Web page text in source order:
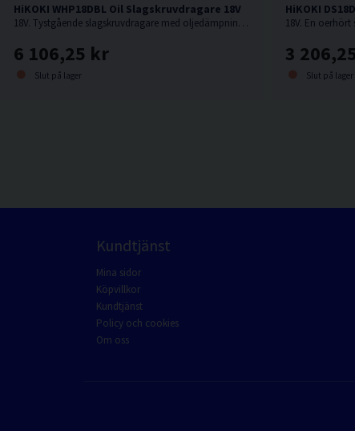
HiKOKI WHP18DBL Oil Slagskruvdragare 18V
18V. Tystgående slagskruvdragare med oljedämpning, perfekt i bullerkänsliga miljöer.
6 106,25 kr
Slut på lager
HiKOKI
3
Slut på lager
Kundtjänst
Mina sidor
Köpvillkor
Kundtjänst
Policy och cookies
Om oss